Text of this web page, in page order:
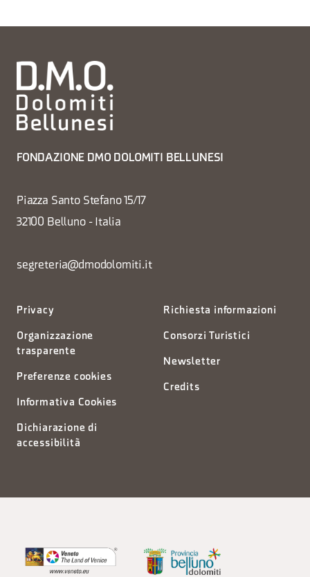
FONDAZIONE DMO DOLOMITI BELLUNESI
Piazza Santo Stefano 15/17
32100 Belluno - Italia
segreteria@dmodolomiti.it
Privacy
Organizzazione
trasparente
Preferenze cookies
Informativa Cookies
Dichiarazione di
accessibilità
Richiesta informazioni
Consorzi Turistici
Newsletter
Credits